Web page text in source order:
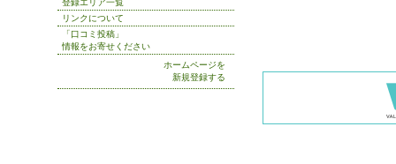
登録エリア一覧
リンクについて
「口コミ投稿」
情報をお寄せください
ホームページを
新規登録する